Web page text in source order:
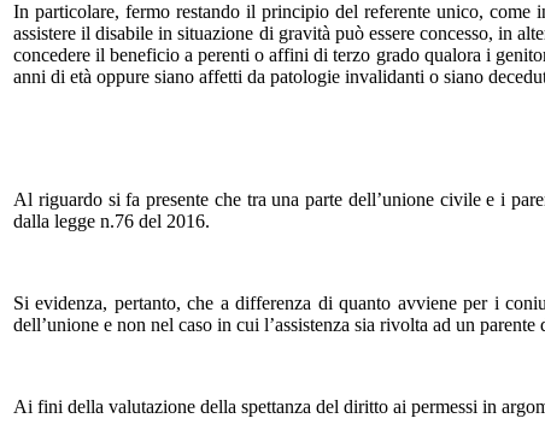
In particolare, fermo restando il principio del referente unico,
assistere il disabile in situazione di gravità può essere concesso, in
concedere il beneficio a perenti o affini di terzo grado qualora i
anni di età oppure siano affetti da patologie invalidanti o siano
Al riguardo si fa presente che tra una parte dell’unione civile e i
dalla legge n.76 del 2016.
Si evidenza, pertanto, che a differenza di quanto avviene per i
dell’unione e non nel caso in cui l’assistenza sia rivolta ad un
Ai fini della valutazione della spettanza del diritto ai permessi in